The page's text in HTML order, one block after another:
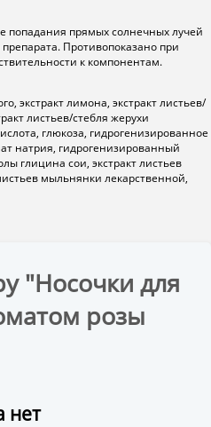
попадания прямых солнечных лучей
Противопоказано при
к компонентам.
экстракт лимона, экстракт листьев/
листьев/стебля жерухи
глюкоза, гидрогенизированное
натрия, гидрогенизированный
глицина сои, экстракт листьев
мыльнянки лекарственной,
"Носочки для
розы
нет